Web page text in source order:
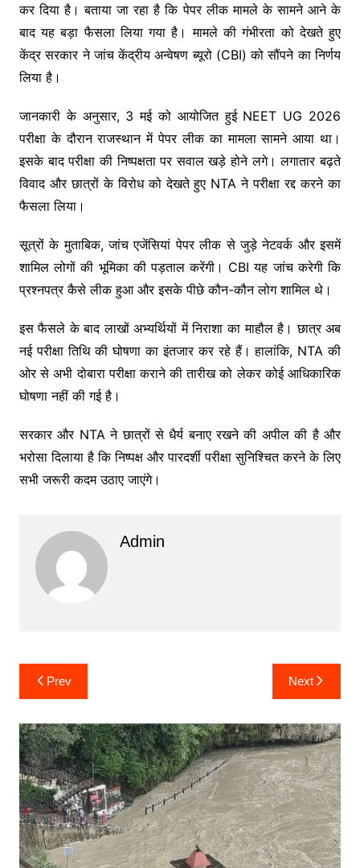
कर दिया है। बताया जा रहा है कि पेपर लीक मामले के सामने आने के
बाद यह बड़ा फैसला लिया गया है। मामले की गंभीरता को देखते हुए
केंद्र सरकार ने जांच केंद्रीय अन्वेषण ब्यूरो (CBI) को सौंपने का निर्णय
लिया है।
जानकारी के अनुसार, 3 मई को आयोजित हुई NEET UG 2026
परीक्षा के दौरान राजस्थान में पेपर लीक का मामला सामने आया था।
इसके बाद परीक्षा की निष्पक्षता पर सवाल खड़े होने लगे। लगातार बढ़ते
विवाद और छात्रों के विरोध को देखते हुए NTA ने परीक्षा रद्द करने का
फैसला लिया।
सूत्रों के मुताबिक, जांच एजेंसियां पेपर लीक से जुड़े नेटवर्क और इसमें
शामिल लोगों की भूमिका की पड़ताल करेंगी। CBI यह जांच करेगी कि
प्रश्नपत्र कैसे लीक हुआ और इसके पीछे कौन-कौन लोग शामिल थे।
इस फैसले के बाद लाखों अभ्यर्थियों में निराशा का माहौल है। छात्र अब
नई परीक्षा तिथि की घोषणा का इंतजार कर रहे हैं। हालांकि, NTA की
ओर से अभी दोबारा परीक्षा कराने की तारीख को लेकर कोई आधिकारिक
घोषणा नहीं की गई है।
सरकार और NTA ने छात्रों से धैर्य बनाए रखने की अपील की है और
भरोसा दिलाया है कि निष्पक्ष और पारदर्शी परीक्षा सुनिश्चित करने के लिए
सभी जरूरी कदम उठाए जाएंगे।
Admin
Post
navigation
Prev Next